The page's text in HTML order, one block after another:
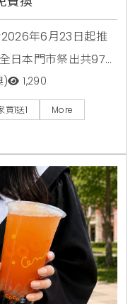
年6月23日起推
日本門市祭出共97款
運動飲料、日清杯
定商品即可於隔週
往日本旅遊、自由
。
) 1,290
1送1 More